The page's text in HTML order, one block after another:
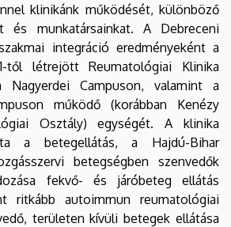
klinikánk működését, különböző
és munkatársainkat. A Debreceni
integráció eredményeként a
től létrejött Reumatológiai Klinika
Nagyerdei Campuson, valamint a
működő (korábban Kenézy
Osztály) egységét. A klinika
a betegellátás, a Hajdú-Bihar
betegségben szenvedők
fekvő- és járóbeteg ellátás
ritkább autoimmun reumatológiai
területen kívüli betegek ellátása